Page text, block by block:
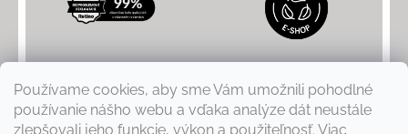
Používame cookies, aby sme Vám umožnili pohodlné
používanie nášho webu a vďaka analýze dát neustále
zlepšovali jeho funkcie, výkon a použiteľnosť. Viac